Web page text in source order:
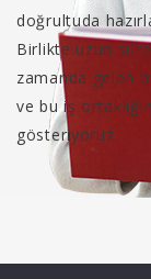
doğrultuda
Birlikte uzun
zamanda gelen
ve bu iş
gösteriyoruz.